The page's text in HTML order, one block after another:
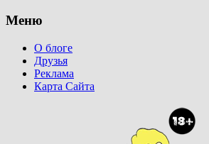
Меню
О блоге
Друзья
Реклама
Карта Сайта